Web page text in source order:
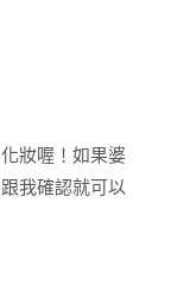
妝喔！如果婆
我確認就可以